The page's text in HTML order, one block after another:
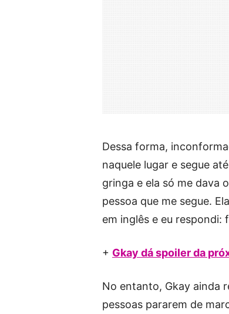
Dessa forma,
naquele lugar e segue
gringa e ela só me dava
pessoa que me segue.
em inglês e eu respondi:
+ Gkay dá spoiler da
No entanto, Gkay ainda
pessoas pararem de